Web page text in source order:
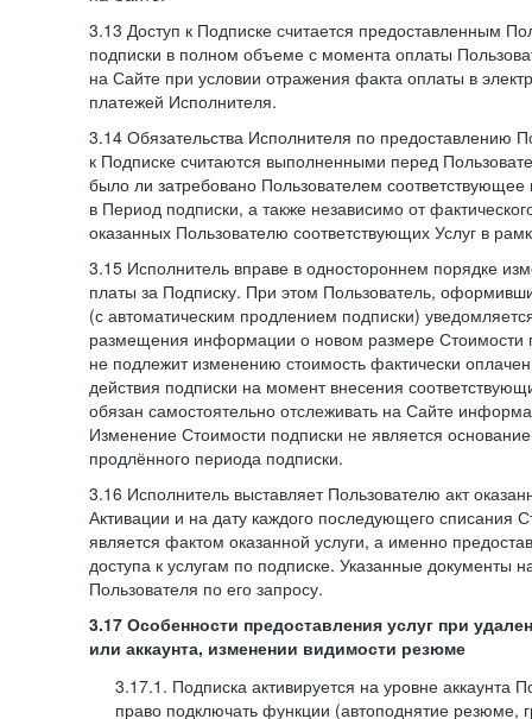
3.13 Доступ к Подписке считается предоставленным
подписки в полном объеме с момента оплаты
на Сайте при условии отражения факта оплаты в
платежей Исполнителя.
3.14 Обязательства Исполнителя по предоставлению
к Подписке считаются выполненными перед
было ли затребовано Пользователем
в Период подписки, а также независимо от
оказанных Пользователю соответствующих Услуг в
3.15 Исполнитель вправе в одностороннем порядке
платы за Подписку. При этом Пользователь,
(с автоматическим продлением подписки)
размещения информации о новом размере Стоимости
не подлежит изменению стоимость фактически
действия подписки на момент внесения
обязан самостоятельно отслеживать на Сайте
Изменение Стоимости подписки не является
продлённого периода подписки.
3.16 Исполнитель выставляет Пользователю акт
Активации и на дату каждого последующего списания
является фактом оказанной услуги, а именно
доступа к услугам по подписке. Указанные документы
Пользователя по его запросу.
3.17 Особенности предоставления услуг при
или аккаунта, изменении видимости резюме
3.17.1. Подписка активируется на уровне аккаунта
право подключать функции (автоподнятие резюме,